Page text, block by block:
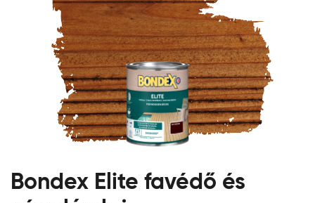
Bondex Elite favédő és